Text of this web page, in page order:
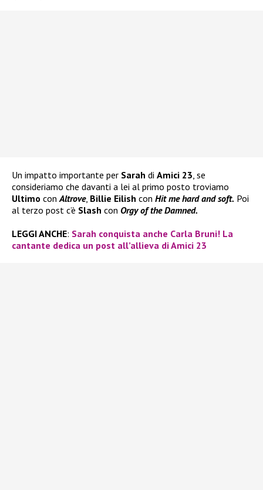
Un impatto importante per Sarah di Amici 23, se
consideriamo che davanti a lei al primo posto troviamo
Ultimo conAltrove, Billie Eilish con Hit me hard and soft. Poi
al terzo post c’è Slash con Orgy of the Damned.
LEGGI ANCHE: Sarah conquista anche Carla Bruni! La
cantante dedica un post all’allieva di Amici 23